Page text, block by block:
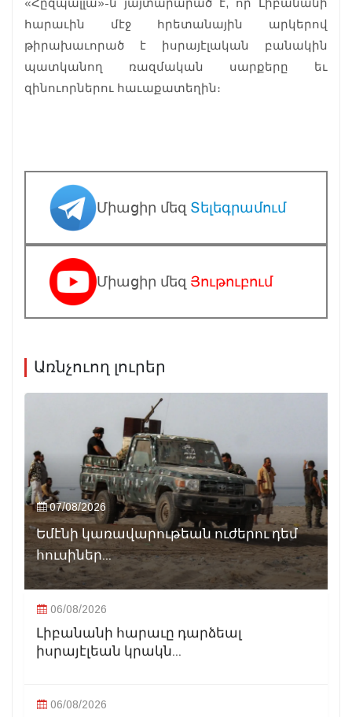
«Հըզպալլա»-ն յայտարարած է, որ Լիբանանի
հարաւին մէջ հրետանային արկերով
թիրախաւորած է իսրայէլական բանակին
պատկանող ռազմական սարքերը եւ
զինուորներու հաւաքատեղին։
Միացիր մեզ Տելեգրամում
Միացիր մեզ Յութուբում
Առնչուող լուրեր
07/08/2026
Եմէնի կառավարութեան ուժերու դեմ
հուսիներ...
06/08/2026
Լիբանանի հարաւը դարձեալ
իսրայէլեան կրակն...
06/08/2026